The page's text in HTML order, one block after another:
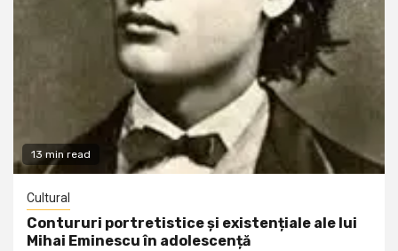
13 min read
Cultural
Contururi portretistice și existențiale ale lui
Mihai Eminescu în adolescență